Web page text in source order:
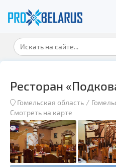
Ресторан
Гомельская область
Смотреть на карте